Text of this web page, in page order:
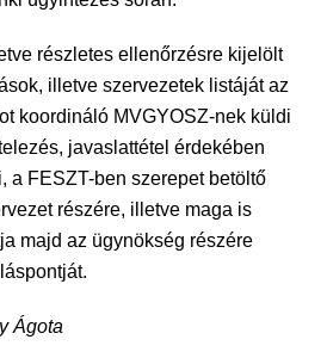
részletes ellenőrzésre kijelölt
illetve szervezetek listáját az
koordináló MVGYOSZ-nek küldi
javaslattétel érdekében
a FESZT-ben szerepet betöltő
részére, illetve maga is
majd az ügynökség részére
Ágota